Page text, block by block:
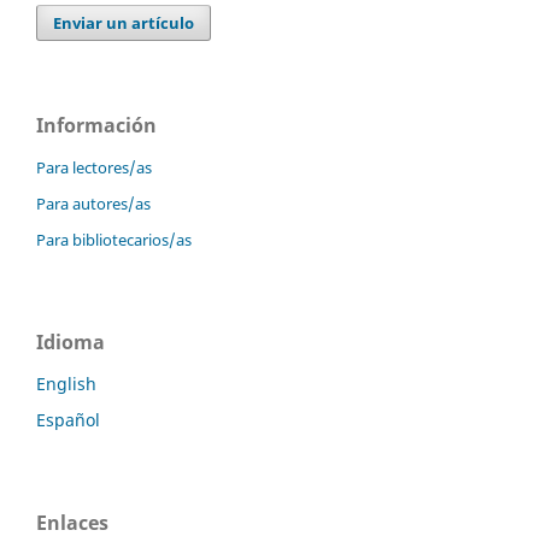
Enviar un artículo
Información
Para lectores/as
Para autores/as
Para bibliotecarios/as
Idioma
English
Español
Enlaces